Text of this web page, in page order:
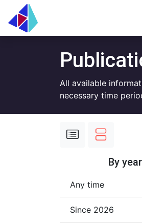
All available
necessary time
By year
Any time
Since 2026